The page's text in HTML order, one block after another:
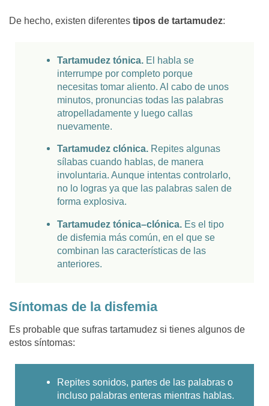
De hecho, existen diferentes tipos de tartamudez:
Tartamudez tónica. El habla se
interrumpe por completo porque
necesitas tomar aliento. Al cabo de unos
minutos, pronuncias todas las palabras
atropelladamente y luego callas
nuevamente.
Tartamudez clónica. Repites algunas
sílabas cuando hablas, de manera
involuntaria. Aunque intentas controlarlo,
no lo logras ya que las palabras salen de
forma explosiva.
Tartamudez tónica–clónica. Es el tipo
de disfemia más común, en el que se
combinan las características de las
anteriores.
Síntomas de la disfemia
Es probable que sufras tartamudez si tienes algunos de
estos síntomas:
Repites sonidos, partes de las palabras o
incluso palabras enteras mientras hablas.